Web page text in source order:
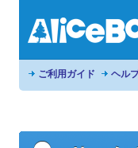
ご利用ガイド ヘル